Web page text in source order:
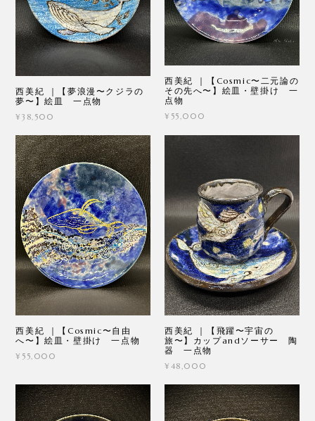
西美紀 ｜【夢浪漫〜クジラの
夢〜】絵皿 一点物
¥38,500
西美紀 ｜【Cosmic〜二元論の
その先へ〜】絵皿・壁掛け 一
点物
¥55,000
西美紀 ｜【Cosmic〜自由
へ〜】絵皿・壁掛け 一点物
¥55,000
西美紀 ｜【飛躍〜宇宙の
旅〜】カップandソーサー 陶
器 一点物
¥48,000